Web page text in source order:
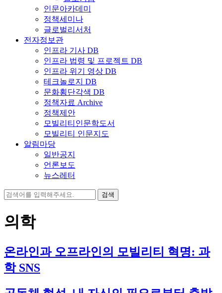
인문아카데미
정책세미나
글로벌리서처
전자정보관
인프라 기사 DB
인프라 법령 및 프로젝트 DB
인프라 위기 영상 DB
테크놀로지 DB
문화횡단각색 DB
정책자료 Archive
정책제안
모빌리티인문학도서
모빌리티 인문지도
알림마당
일반공지
언론보도
뉴스레터
검
의학
온라인과 오프라인의 모빌리티 혁명: 과
학 SNS